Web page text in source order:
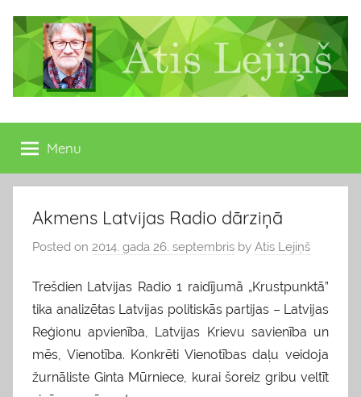
content
Atis
Lejiņš
13.
Saeimas
deputāts
Menu
Akmens Latvijas Radio dārziņā
Posted on 2014. gada 26. septembris by Atis Lejiņš
Trešdien Latvijas Radio 1 raidījumā „Krustpunktā”
tika analizētas Latvijas politiskās partijas – Latvijas
Reģionu apvienība, Latvijas Krievu savienība un
mēs, Vienotība. Konkrēti Vienotības daļu veidoja
žurnāliste Ginta Mūrniece, kurai šoreiz gribu veltīt